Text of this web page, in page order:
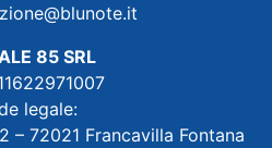
85 SRL
legale:
– 72021 Francavilla Fontana